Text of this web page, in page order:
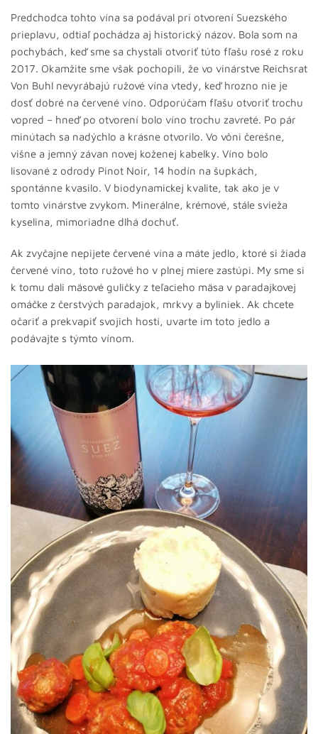
Predchodca tohto vína sa podával pri otvorení Suezského
prieplavu, odtiaľ pochádza aj historický názov. Bola som na
pochybách, keď sme sa chystali otvoriť túto fľašu rosé z roku
2017. Okamžite sme však pochopili, že vo vinárstve Reichsrat
Von Buhl nevyrábajú ružové vína vtedy, keď hrozno nie je
dosť dobré na červené víno. Odporúčam fľašu otvoriť trochu
vopred – hneď po otvorení bolo víno trochu zavreté. Po pár
minútach sa nadýchlo a krásne otvorilo. Vo vôni čerešne,
višne a jemný závan novej koženej kabelky. Víno bolo
lisované z odrody Pinot Noir, 14 hodín na šupkách,
spontánne kvasilo. V biodynamickej kvalite, tak ako je v
tomto vinárstve zvykom. Minerálne, krémové, stále svieža
kyselina, mimoriadne dlhá dochuť.
Ak zvyčajne nepijete červené vína a máte jedlo, ktoré si žiada
červené víno, toto ružové ho v plnej miere zastúpi. My sme si
k tomu dali mäsové guličky z teľacieho mäsa v paradajkovej
omáčke z čerstvých paradajok, mrkvy a byliniek. Ak chcete
očariť a prekvapiť svojich hostí, uvarte im toto jedlo a
podávajte s týmto vínom.